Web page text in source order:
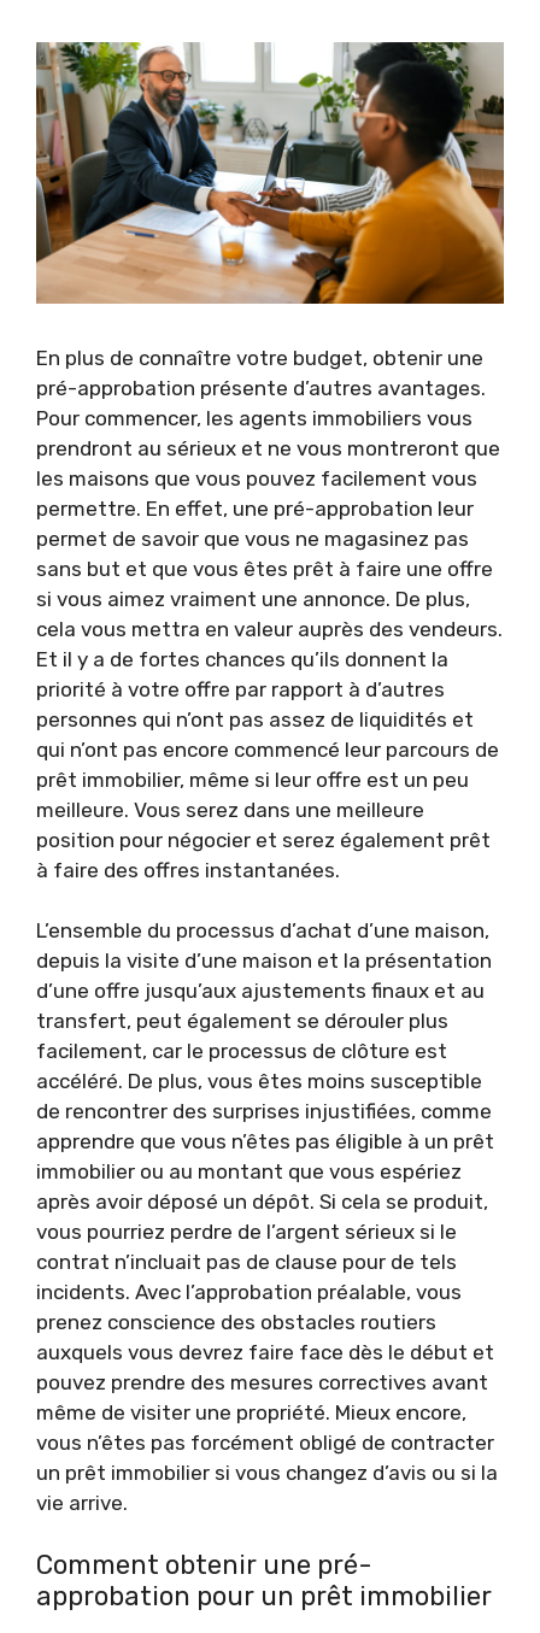
En plus de connaître votre budget, obtenir une
pré-approbation présente d’autres avantages.
Pour commencer, les agents immobiliers vous
prendront au sérieux et ne vous montreront que
les maisons que vous pouvez facilement vous
permettre. En effet, une pré-approbation leur
permet de savoir que vous ne magasinez pas
sans but et que vous êtes prêt à faire une offre
si vous aimez vraiment une annonce. De plus,
cela vous mettra en valeur auprès des vendeurs.
Et il y a de fortes chances qu’ils donnent la
priorité à votre offre par rapport à d’autres
personnes qui n’ont pas assez de liquidités et
qui n’ont pas encore commencé leur parcours de
prêt immobilier, même si leur offre est un peu
meilleure. Vous serez dans une meilleure
position pour négocier et serez également prêt
à faire des offres instantanées.
L’ensemble du processus d’achat d’une maison,
depuis la visite d’une maison et la présentation
d’une offre jusqu’aux ajustements finaux et au
transfert, peut également se dérouler plus
facilement, car le processus de clôture est
accéléré. De plus, vous êtes moins susceptible
de rencontrer des surprises injustifiées, comme
apprendre que vous n’êtes pas éligible à un prêt
immobilier ou au montant que vous espériez
après avoir déposé un dépôt. Si cela se produit,
vous pourriez perdre de l’argent sérieux si le
contrat n’incluait pas de clause pour de tels
incidents. Avec l’approbation préalable, vous
prenez conscience des obstacles routiers
auxquels vous devrez faire face dès le début et
pouvez prendre des mesures correctives avant
même de visiter une propriété. Mieux encore,
vous n’êtes pas forcément obligé de contracter
un prêt immobilier si vous changez d’avis ou si la
vie arrive.
Comment obtenir une pré-
approbation pour un prêt immobilier